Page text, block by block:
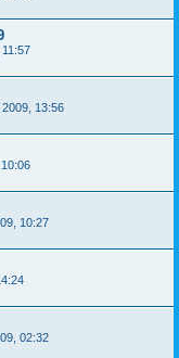
13:56
10:27
02:32